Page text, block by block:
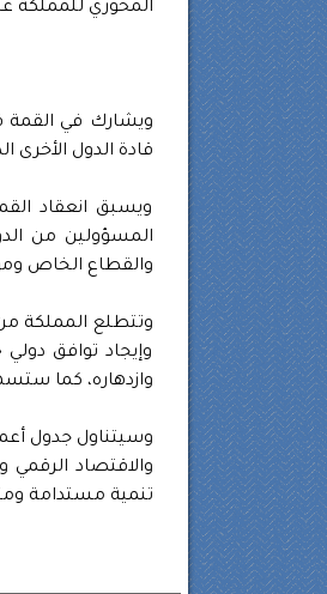
المحوري للمملكة
ويشارك في القمة
قادة الدول
ويسبق انعقاد
المسؤولين من
والقطاع الخاص
وتتطلع المملكة
وإيجاد توافق
وازدهاره، كما
وسيتناول جدول
والاقتصاد الرقمي
تنمية مستدامة